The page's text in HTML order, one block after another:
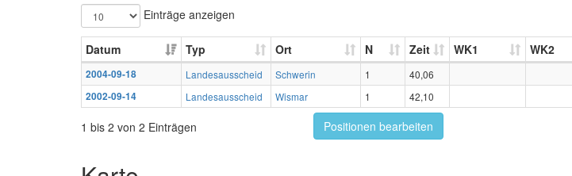
Einträge anzeigen
Datum Typ Ort N Zeit WK1 WK2
2004-09-18 Landesausscheid Schwerin 1
40,06
2002-09-14
Landesausscheid Wismar 1 42,10
1 bis 2 von 2 Einträgen Positionen bearbeiten